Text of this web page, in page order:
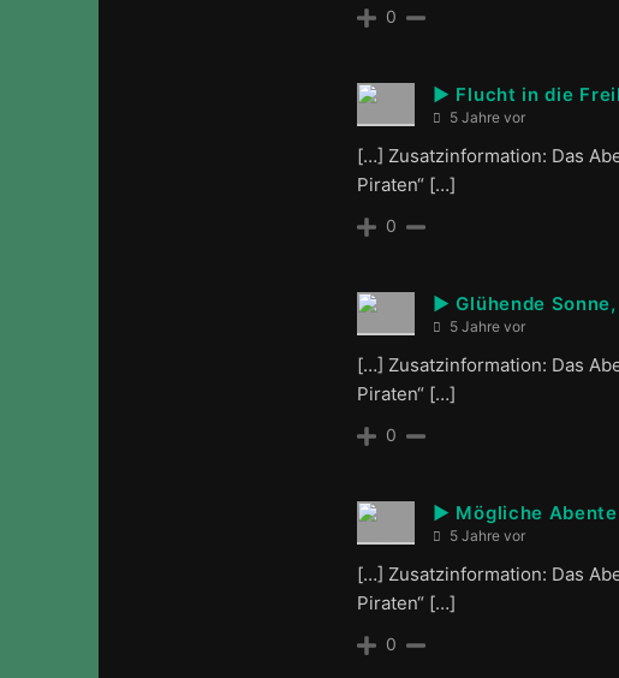
0
► Flucht in die
5 Jahre vor
[…] Zusatzinformation: Das
Piraten“ […]
0
► Glühende
5 Jahre vor
[…] Zusatzinformation: Das
Piraten“ […]
0
► Mögliche
5 Jahre vor
[…] Zusatzinformation: Das
Piraten“ […]
0